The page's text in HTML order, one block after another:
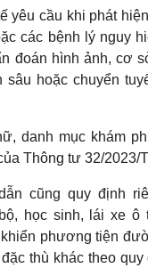
yêu cầu khi phát
các bệnh lý nguy
đoán hình ảnh, cơ
sâu hoặc chuyển
danh mục khám
Thông tư 32/2023/
cũng quy định
học sinh, lái xe ô
phương tiện
thù khác theo